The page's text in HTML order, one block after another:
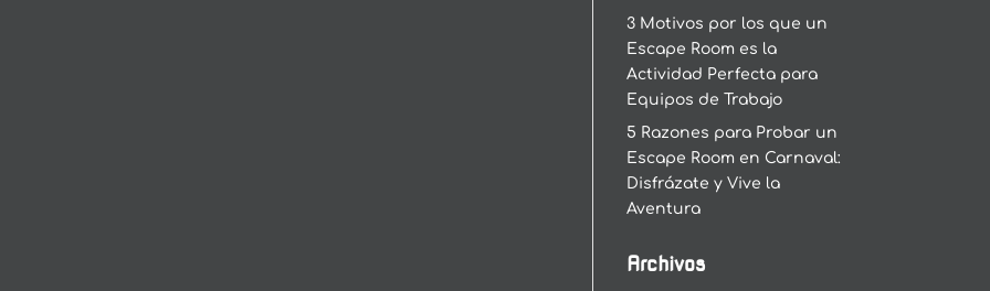
3 Motivos por los que un
Escape Room es la
Actividad Perfecta para
Equipos de Trabajo
5 Razones para Probar un
Escape Room en Carnaval:
Disfrázate y Vive la
Aventura
Archivos